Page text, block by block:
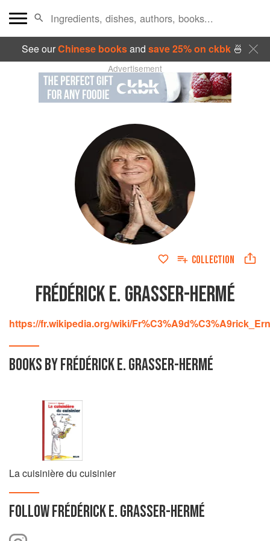
See ourChinese booksand save 25% on ckbk🍜
Advertisement
COLLECTION
FRÉDÉRICK E. GRASSER-HERMÉ
https://fr.wikipedia.org/wiki/
BOOKS BY FRÉDÉRICK E. GRASSER-HERMÉ
La cuisinière du cuisinier
FOLLOWFRÉDÉRICK E. GRASSER-HERMÉ